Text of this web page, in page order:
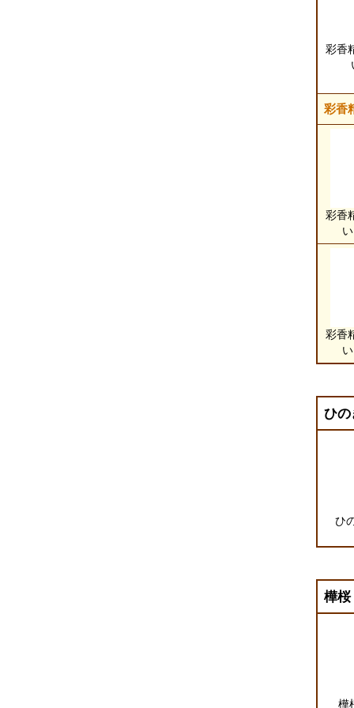
彩香
彩香
彩香
彩香
ひの
ひ
樺桜
樺